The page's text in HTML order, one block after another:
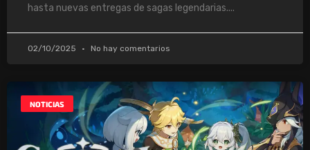
hasta nuevas entregas de sagas legendarias.
02/10/2025 No hay comentarios
NOTICIAS